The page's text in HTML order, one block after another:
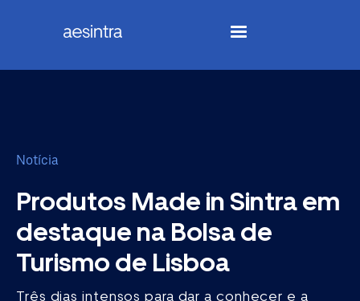
Notícia
Produtos Made in Sintra em
destaque na Bolsa de
Turismo de Lisboa
Três dias intensos para dar a conhecer e a